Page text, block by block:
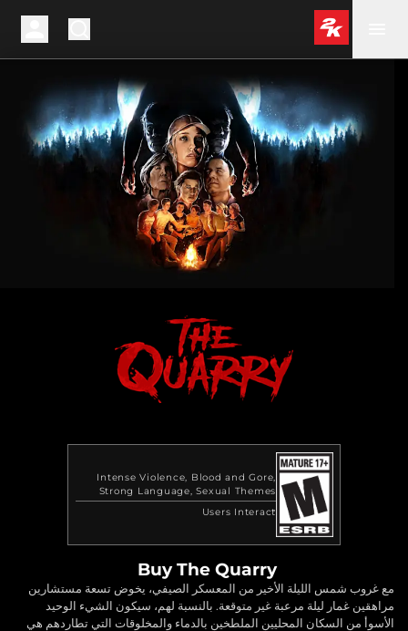
Intense Violence Blood and Gore
Strong Language Sexual Themes
Users Interact
Buy The Quarry
مع غروب شمس الليلة الأخير من المعسكر الصيفي، يخوض تسعة مستشارين
مراهقين غمار ليلة مرعبة غير متوقعة. بالنسبة لهم، سيكون الشيء الوحيد
الأسوأ من السكان المحليين الملطخين بالدماء والمخلوقات التي تطاردهم هي